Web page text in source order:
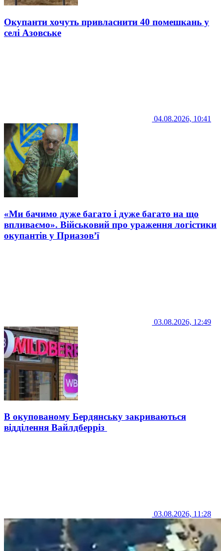
Окупанти хочуть привласнити 40 помешкань у
селі Азовське
04.08.2026, 10:41
«Ми бачимо дуже багато і дуже багато на що
впливаємо». Військовий про ураження логістики
окупантів у Приазов’ї
03.08.2026, 12:49
В окупованому Бердянську закриваються
відділення Вайлдберріз
03.08.2026, 11:28